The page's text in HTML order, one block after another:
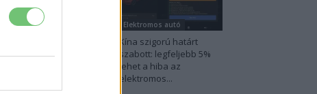
Akkumulátor
programba kezdtek a
Elektromos autó
Kína szigorú határt
szabott: legfeljebb 5%
lehet a hiba az
elektromos...